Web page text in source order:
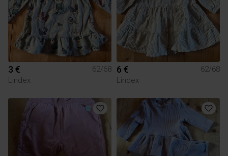
3 €
62/68
Lindex
6 €
62/68
Lindex